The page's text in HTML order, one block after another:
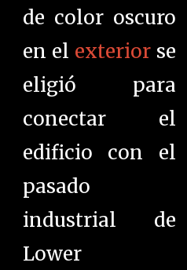
de color oscuro
en el exteriorse
eligió para
conectar el
edificio con el
pasado
industrial de
Lower